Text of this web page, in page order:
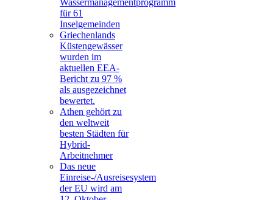
Wassermanagementprogramm
für 61
Inselgemeinden
Griechenlands
Küstengewässer
wurden im
aktuellen EEA-
Bericht zu 97 %
als ausgezeichnet
bewertet.
Athen gehört zu
den weltweit
besten Städten für
Hybrid-
Arbeitnehmer
Das neue
Einreise-/Ausreisesystem
der EU wird am